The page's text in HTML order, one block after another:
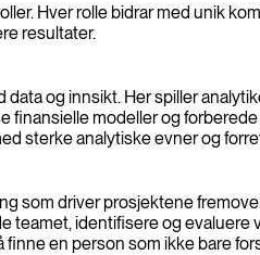
Hver rolle bidrar med unik
resultater.
og innsikt. Her spiller
modeller og
sterke analytiske evner og
som driver prosjektene
teamet, identifisere og
en person som ikke bare